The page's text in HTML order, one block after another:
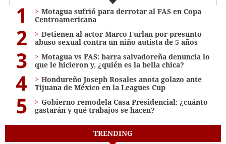
1
Motagua sufrió para derrotar al FAS en Copa
Centroamericana
2
Detienen al actor Marco Furlan por presunto
abuso sexual contra un niño autista de 5 años
3
Motagua vs FAS: barra salvadoreña denuncia lo
que le hicieron y, ¿quién es la bella chica?
4
Hondureño Joseph Rosales anota golazo ante
Tijuana de México en la Leagues Cup
5
Gobierno remodela Casa Presidencial: ¿cuánto
gastarán y qué trabajos se hacen?
TRENDING